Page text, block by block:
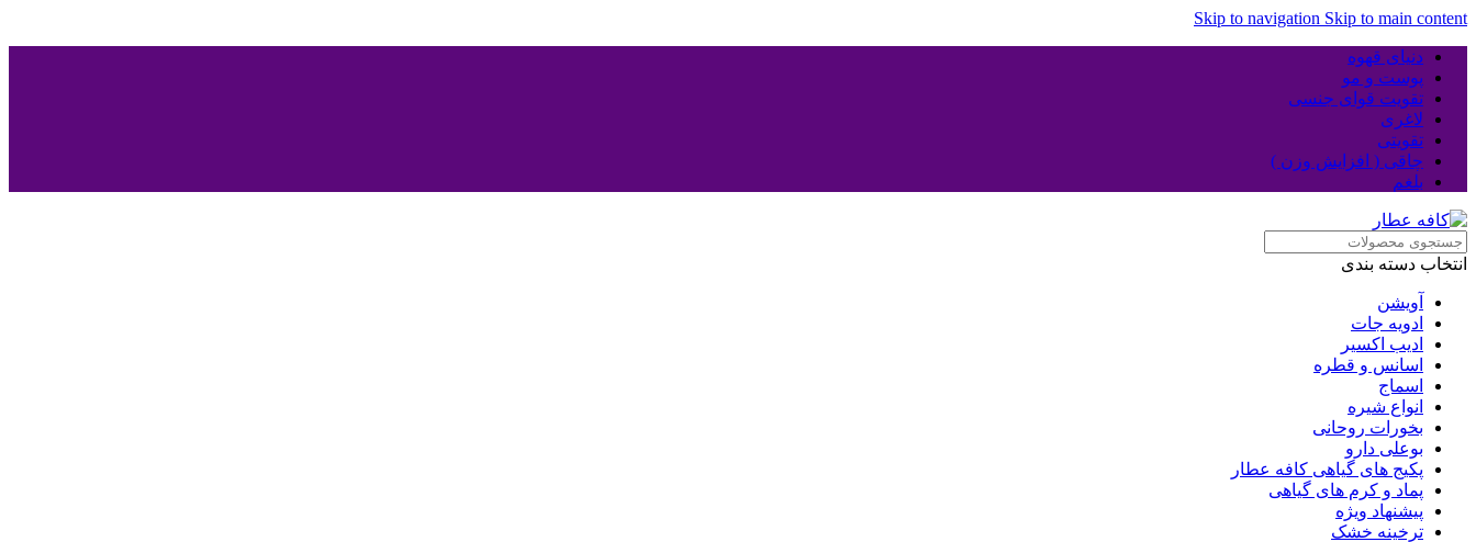
Skip to navigation Skip to main content
دنیای قهوه
پوست و مو
تقویت قوای جنسی
لاغری
تقویتی
چاقی ( افزایش وزن )
بلغم
انتخاب دسته بندی
آویشن
ادویه جات
ادیب اکسیر
اسانس و قطره
اسماج
انواع شیره
بخورات روحانی
بوعلی دارو
پکیج های گیاهی کافه عطار
پماد و کرم های گیاهی
پیشنهاد ویژه
ترخینه خشک